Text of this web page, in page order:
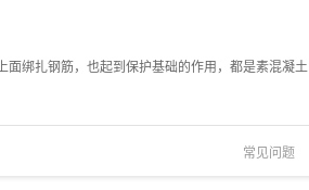
绑扎钢筋，也起到保护基础的作用，都是素混凝土
常见问题